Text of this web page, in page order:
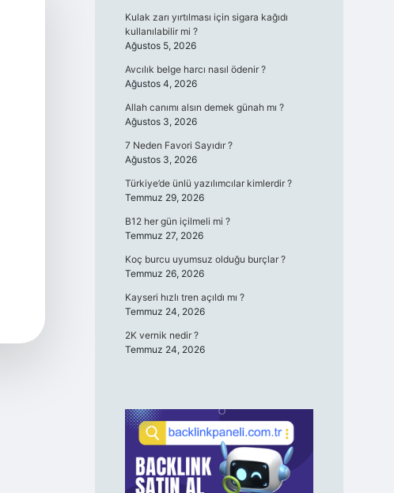
Kulak zarı yırtılması için sigara kağıdı
kullanılabilir mi ?
Ağustos 5, 2026
Avcılık belge harcı nasıl ödenir ?
Ağustos 4, 2026
Allah canımı alsın demek günah mı ?
Ağustos 3, 2026
7 Neden Favori Sayıdır ?
Ağustos 3, 2026
Türkiye’de ünlü yazılımcılar kimlerdir ?
Temmuz 29, 2026
B12 her gün içilmeli mi ?
Temmuz 27, 2026
Koç burcu uyumsuz olduğu burçlar ?
Temmuz 26, 2026
Kayseri hızlı tren açıldı mı ?
Temmuz 24, 2026
2K vernik nedir ?
Temmuz 24, 2026